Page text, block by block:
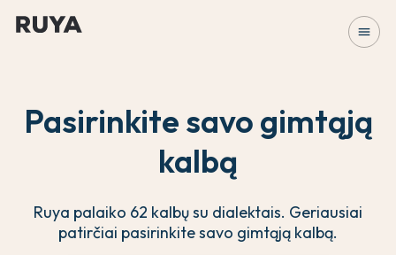
menu
Pasirinkite savo gimtąją
kalbą
Ruya palaiko 62 kalbų su dialektais. Geriausiai
patirčiai pasirinkite savo gimtąją kalbą.